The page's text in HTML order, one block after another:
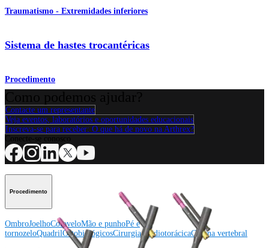
Traumatismo - Extremidades inferiores
Sistema de hastes trocantéricas
Procedimento
Contacte um representante
Veja eventos, laboratórios e oportunidades educacionais
Inscreva-se para receber: O que há de novo na Arthrex?
Procedimento
OmbroJoelhoCotoveloMão e punhoPé e
tornozeloQuadrilOrtobiológicosCirurgia cardiotorácicaColuna vertebral